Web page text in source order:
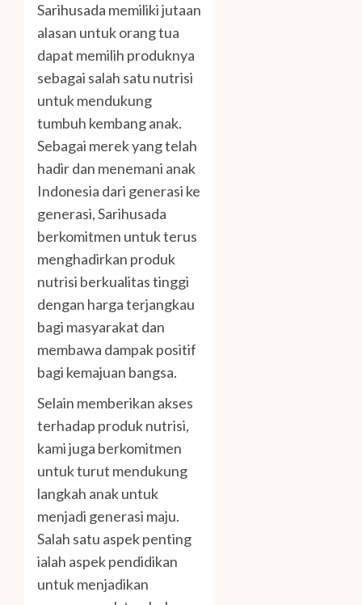
Sarihusada memiliki jutaan
alasan untuk orang tua
dapat memilih produknya
sebagai salah satu nutrisi
untuk mendukung
tumbuh kembang anak.
Sebagai merek yang telah
hadir dan menemani anak
Indonesia dari generasi ke
generasi, Sarihusada
berkomitmen untuk terus
menghadirkan produk
nutrisi berkualitas tinggi
dengan harga terjangkau
bagi masyarakat dan
membawa dampak positif
bagi kemajuan bangsa.
Selain memberikan akses
terhadap produk nutrisi,
kami juga berkomitmen
untuk turut mendukung
langkah anak untuk
menjadi generasi maju.
Salah satu aspek penting
ialah aspek pendidikan
untuk menjadikan